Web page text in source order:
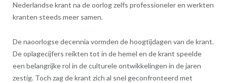
Nederlandse krant na de oorlog zelfs professioneler en werkten
kranten steeds meer samen.
De naoorlogse decennia vormden de hoogtijdagen van de krant.
De oplagecijfers reikten tot in de hemel en de krant speelde
een belangrijke rol in de culturele ontwikkelingen in de jaren
zestig. Toch zag de krant zich al snel geconfronteerd met